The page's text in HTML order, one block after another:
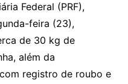
Federal (PRF),
feira (23),
de 30 kg de
além da
registro de roubo e